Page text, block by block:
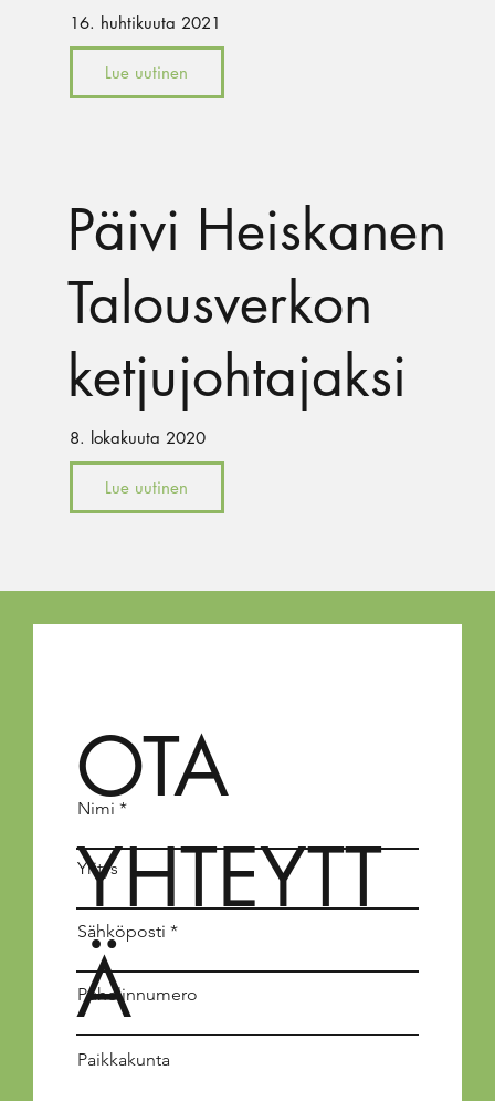
16. huhtikuuta 2021
Lue uutinen
Päivi Heiskanen
Talousverkon
ketjujohtajaksi
8. lokakuuta 2020
Lue uutinen
OTA
YHTEYTT
Ä
Nimi
Yritys
Sähköposti
Puhelinnumero
Paikkakunta